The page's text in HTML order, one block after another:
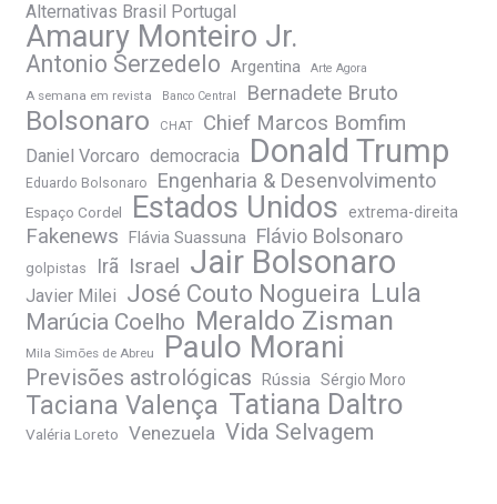
Alternativas Brasil Portugal
Amaury Monteiro Jr.
Antonio Serzedelo Argentina Arte Agora
A semana em revista Banco Central Bernadete Bruto
Bolsonaro CHAT Chief Marcos Bomfim
Daniel Vorcaro democracia Donald Trump
Eduardo Bolsonaro Engenharia & Desenvolvimento
Espaço Cordel Estados Unidos extrema-direita
Fakenews Flávia Suassuna Flávio Bolsonaro
golpistas Irã Israel Jair Bolsonaro
Javier Milei José Couto Nogueira Lula
Marúcia Coelho Meraldo Zisman
Mila Simões de Abreu Paulo Morani
Previsões astrológicas Rússia Sérgio Moro
Taciana Valença Tatiana Daltro
Valéria Loreto Venezuela Vida Selvagem